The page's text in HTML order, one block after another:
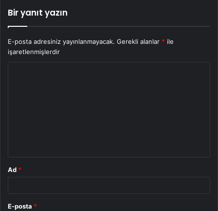
Bir yanıt yazın
E-posta adresiniz yayınlanmayacak. Gerekli alanlar * ile
işaretlenmişlerdir
Ad *
E-posta *